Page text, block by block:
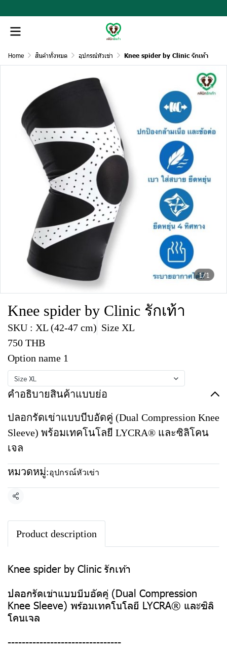
Home สินค้าทั้งหมด อุปกรณ์หัวเข่า Knee spider by Clinic รักเท้า
1/1
Knee spider by Clinic รักเท้า
SKU : XL (42-47 cm) Size XL
750 THB
Option name 1
Size XL
คำอธิบายสินค้าแบบย่อ
ปลอกรัดเข่าแบบบีบอัดคู่ (Dual Compression Knee
Sleeve) พร้อมเทคโนโลยี LYCRA® และซิลิโคน
เจล
หมวดหมู่:อุปกรณ์หัวเข่า
แชร์
Product description
Knee spider by Clinic รักเท้า
ปลอกรัดเข่าแบบบีบอัดคู่ (Dual Compression
Knee Sleeve) พร้อมเทคโนโลยี LYCRA® และซิลิ
โคนเจล
--------------------------------